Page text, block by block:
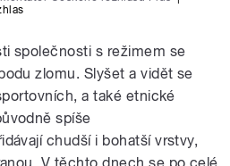
společnosti s režimem se
zlomu. Slyšet a vidět se
a také etnické
spíše
chudší i bohatší vrstvy,